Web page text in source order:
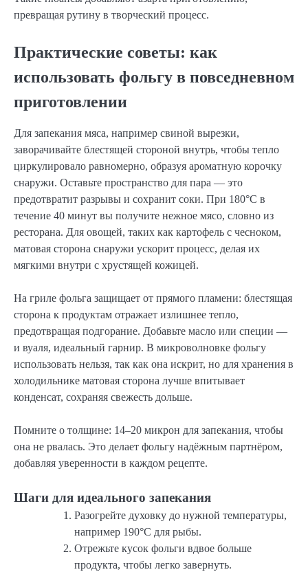
превращая рутину в творческий процесс.
Практические советы: как
использовать фольгу в повседневном
приготовлении
Для запекания мяса, например свиной вырезки,
заворачивайте блестящей стороной внутрь, чтобы тепло
циркулировало равномерно, образуя ароматную корочку
снаружи. Оставьте пространство для пара — это
предотвратит разрывы и сохранит соки. При 180°C в
течение 40 минут вы получите нежное мясо, словно из
ресторана. Для овощей, таких как картофель с чесноком,
матовая сторона снаружи ускорит процесс, делая их
мягкими внутри с хрустящей кожицей.
На гриле фольга защищает от прямого пламени: блестящая
сторона к продуктам отражает излишнее тепло,
предотвращая подгорание. Добавьте масло или специи —
и вуаля, идеальный гарнир. В микроволновке фольгу
использовать нельзя, так как она искрит, но для хранения в
холодильнике матовая сторона лучше впитывает
конденсат, сохраняя свежесть дольше.
Помните о толщине: 14–20 микрон для запекания, чтобы
она не рвалась. Это делает фольгу надёжным партнёром,
добавляя уверенности в каждом рецепте.
Шаги для идеального запекания
Разогрейте духовку до нужной температуры,
например 190°C для рыбы.
Отрежьте кусок фольги вдвое больше
продукта, чтобы легко завернуть.